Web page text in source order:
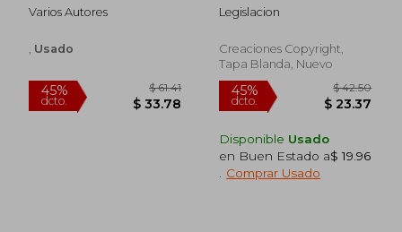
dcto.
Varios Autores
Usado
Legislacion
Creaciones Copyright,
Tapa Blanda, Nuevo
Disponible Usado
en Buen Estado a$ 19.96
Comprar Usado